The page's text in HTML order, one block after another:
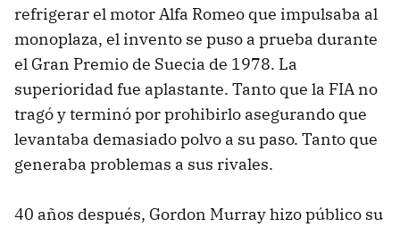
refrigerar el motor Alfa Romeo que impulsaba al
monoplaza, el invento se puso a prueba durante
el Gran Premio de Suecia de 1978. La
superioridad fue aplastante. Tanto que la FIA no
tragó y terminó por prohibirlo asegurando que
levantaba demasiado polvo a su paso. Tanto que
generaba problemas a sus rivales.
40 años después, Gordon Murray hizo público su